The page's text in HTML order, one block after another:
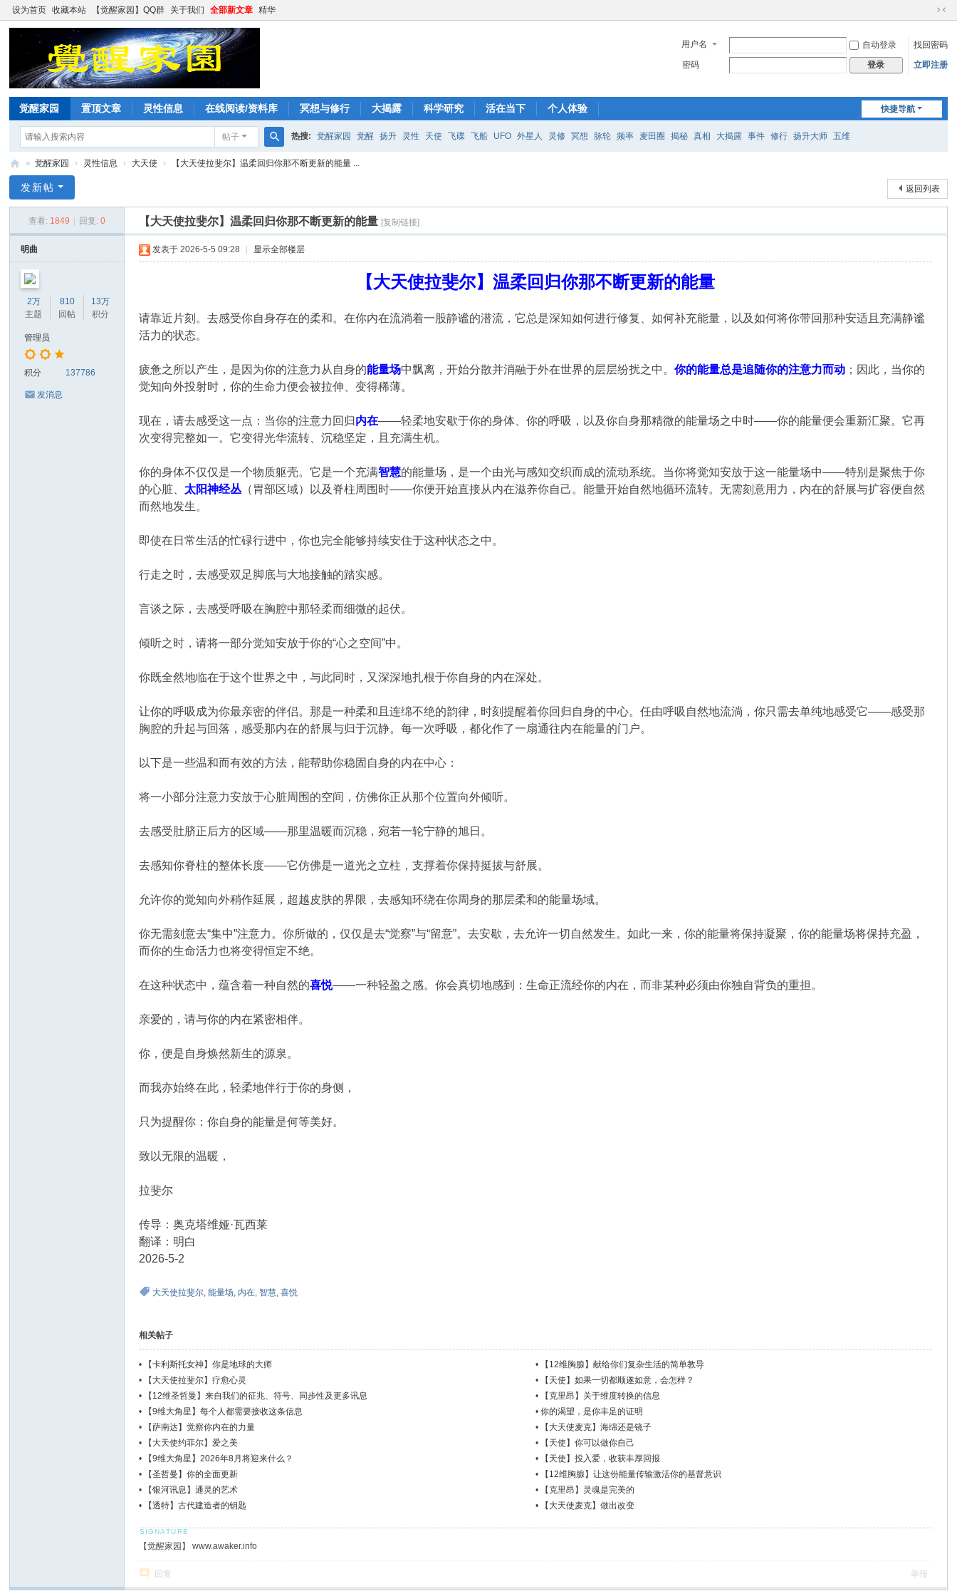
设为首页 收藏本站 【觉醒家园】QQ群 关于我们 全部新文章 精华
切
到
窄
用户名 自动登录
找回密码
密码
登录 立即注册
快捷导航
觉醒家园 置顶文章 灵性信息 在线阅读/资料库 冥想与修行 大揭露 科学研究 活在当下 个人体验
帖子
搜
热搜: 觉醒家园 觉醒 扬升 灵性 天使 飞碟 飞船 UFO 外星人 灵修 冥想 脉轮 频率 麦田圈 揭秘 真相 大揭露 事件 修行 扬升大师 五维
醒
园
» 觉醒家园 › 灵性信息 › 大天使 › 【大天使拉斐尔】温柔回归你那不断更新的能量 ...
返回列表
发新帖
查看: 1849 回复: 0 【大天使拉斐尔】温柔回归你那不断更新的能量 [复制链接]
明曲
2万
主题
810
回帖
13万
积分
管理员
积分 137786
发消息
发表于 2026-5-5 09:28 显示全部楼层
【大天使拉斐尔】温柔回归你那不断更新的能量
请靠近片刻。去感受你自身存在的柔和。在你内在流淌着一股静谧的潜流，它总是深知如何进行修复、如何补充能量，以及如何将你带回那种安适且充满静谧
活力的状态。
疲惫之所以产生，是因为你的注意力从自身的能量场中飘离，开始分散并消融于外在世界的层层纷扰之中。你的能量总是追随你的注意力而动 ；因此，当你的
觉知向外投射时，你的生命力便会被拉伸、变得稀薄。
现在，请去感受这一点：当你的注意力回归内在——轻柔地安歇于你的身体、你的呼吸，以及你自身那精微的能量场之中时——你的能量便会重新汇聚。它再
次变得完整如一。它变得光华流转、沉稳坚定，且充满生机。
你的身体不仅仅是一个物质躯壳。它是一个充满智慧的能量场，是一个由光与感知交织而成的流动系统。当你将觉知安放于这一能量场中——特别是聚焦于你
的心脏、 太阳神经丛（胃部区域）以及脊柱周围时——你便开始直接从内在滋养你自己。能量开始自然地循环流转。无需刻意用力，内在的舒展与扩容便自然
而然地发生。
即使在日常生活的忙碌行进中，你也完全能够持续安住于这种状态之中。
行走之时，去感受双足脚底与大地接触的踏实感。
言谈之际，去感受呼吸在胸腔中那轻柔而细微的起伏。
倾听之时，请将一部分觉知安放于你的“心之空间”中。
你既全然地临在于这个世界之中，与此同时，又深深地扎根于你自身的内在深处。
让你的呼吸成为你最亲密的伴侣。那是一种柔和且连绵不绝的韵律，时刻提醒着你回归自身的中心。任由呼吸自然地流淌，你只需去单纯地感受它——感受那
胸腔的升起与回落，感受那内在的舒展与归于沉静。每一次呼吸，都化作了一扇通往内在能量的门户。
以下是一些温和而有效的方法，能帮助你稳固自身的内在中心：
将一小部分注意力安放于心脏周围的空间，仿佛你正从那个位置向外倾听。
去感受肚脐正后方的区域——那里温暖而沉稳，宛若一轮宁静的旭日。
去感知你脊柱的整体长度——它仿佛是一道光之立柱，支撑着你保持挺拔与舒展。
允许你的觉知向外稍作延展，超越皮肤的界限，去感知环绕在你周身的那层柔和的能量场域。
你无需刻意去“集中”注意力。你所做的，仅仅是去“觉察”与“留意”。去安歇，去允许一切自然发生。如此一来，你的能量将保持凝聚，你的能量场将保持充盈，
而你的生命活力也将变得恒定不绝。
在这种状态中，蕴含着一种自然的喜悦——一种轻盈之感。你会真切地感到：生命正流经你的内在，而非某种必须由你独自背负的重担。
亲爱的，请与你的内在紧密相伴。
你，便是自身焕然新生的源泉。
而我亦始终在此，轻柔地伴行于你的身侧，
只为提醒你：你自身的能量是何等美好。
致以无限的温暖，
拉斐尔
传导：奥克塔维娅·瓦西莱
翻译：明白
2026-5-2
大天使拉斐尔,能量场, 内在,智慧,喜悦
相关帖子
• 【卡利斯托女神】你是地球的大师 •
【12维胸腺】献给你们复杂生活的简单教导
•
【大天使拉斐尔】疗愈心灵 •
【天使】如果一切都顺遂如意，会怎样？
•
【12维圣哲曼】来自我们的征兆、符号、同步性及更多讯息 •
【克里昂】关于维度转换的信息
•
【9维大角星】每个人都需要接收这条信息 •你的渴望，是你丰足的证明
•
【萨南达】觉察你内在的力量 •
【大天使麦克】海绵还是镜子
•
【大天使约菲尔】爱之美 •
【天使】你可以做你自己
•
【9维大角星】2026年8月将迎来什么？ •
【天使】投入爱，收获丰厚回报
•
【圣哲曼】你的全面更新 •
【12维胸腺】让这份能量传输激活你的基督意识
•
【银河讯息】通灵的艺术 •
【克里昂】灵魂是完美的
•
【透特】古代建造者的钥匙 • 【大天使麦克】做出改变
【觉醒家园】 www.awaker.info
回复 举报